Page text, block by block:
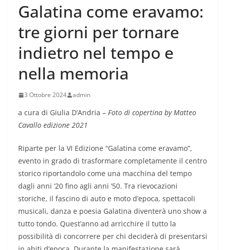
Galatina come eravamo:
tre giorni per tornare
indietro nel tempo e
nella memoria
3 Ottobre 2024 admin
a cura di Giulia D’Andria – Foto di copertina by Matteo
Cavallo edizione 2021
Riparte per la VI Edizione “Galatina come eravamo”,
evento in grado di trasformare completamente il centro
storico riportandolo come una macchina del tempo
dagli anni ’20 fino agli anni ’50. Tra rievocazioni
storiche, il fascino di auto e moto d’epoca, spettacoli
musicali, danza e poesia Galatina diventerà uno show a
tutto tondo. Quest’anno ad arricchire il tutto la
possibilità di concorrere per chi deciderà di presentarsi